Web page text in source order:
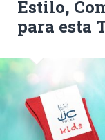
Estilo,
para esta